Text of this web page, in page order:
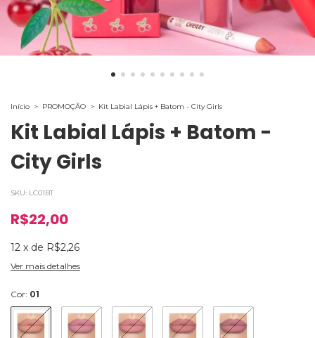
Início > PROMOÇÃO > Kit Labial Lápis + Batom - City Girls
Kit Labial Lápis + Batom -
City Girls
SKU: LC01BT
R$22,00
12 x de R$2,26
Ver mais detalhes
Cor: 01